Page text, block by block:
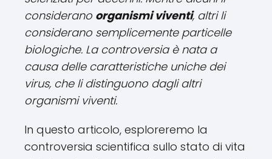
considerano organismi viventi, altri li
considerano semplicemente particelle
biologiche. La controversia è nata a
causa delle caratteristiche uniche dei
virus, che li distinguono dagli altri
organismi viventi.
In questo articolo, esploreremo la
controversia scientifica sullo stato di vita